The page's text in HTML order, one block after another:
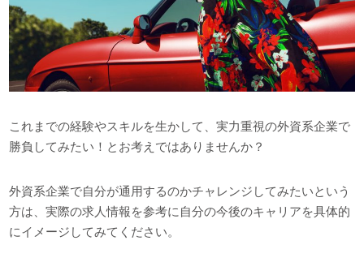
これまでの経験やスキルを生かして、実力重視の外資系企業で
勝負してみたい！とお考えではありませんか？
外資系企業で自分が通用するのかチャレンジしてみたいという
方は、実際の求人情報を参考に自分の今後のキャリアを具体的
にイメージしてみてください。